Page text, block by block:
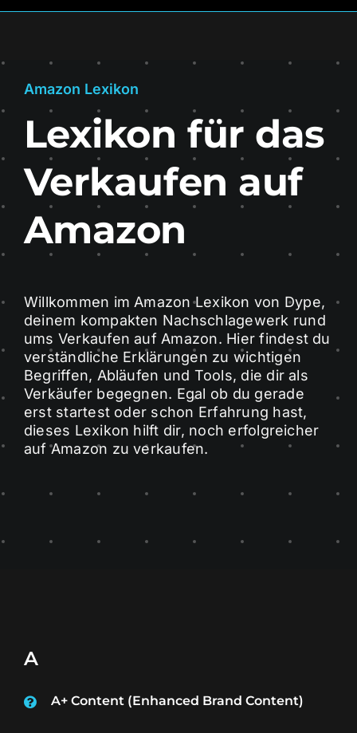
Wissenswertes
Über uns
Kontakt
Karriere
Zum Erstgespräch
Amazon Lexikon
Lexikon für das
Verkaufen auf
Amazon
Willkommen im Amazon Lexikon von Dype,
deinem kompakten Nachschlagewerk rund
ums Verkaufen auf Amazon. Hier findest du
verständliche Erklärungen zu wichtigen
Begriffen, Abläufen und Tools, die dir als
Verkäufer begegnen. Egal ob du gerade
erst startest oder schon Erfahrung hast,
dieses Lexikon hilft dir, noch erfolgreicher
auf Amazon zu verkaufen.
A
A+ Content (Enhanced Brand Content)